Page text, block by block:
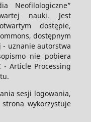
Neofilologiczne”
nauki. Jest
dostępie,
dostępnym
- uznanie autorstwa
nie pobiera
- Article Processing
sesji logowania,
wykorzystuje